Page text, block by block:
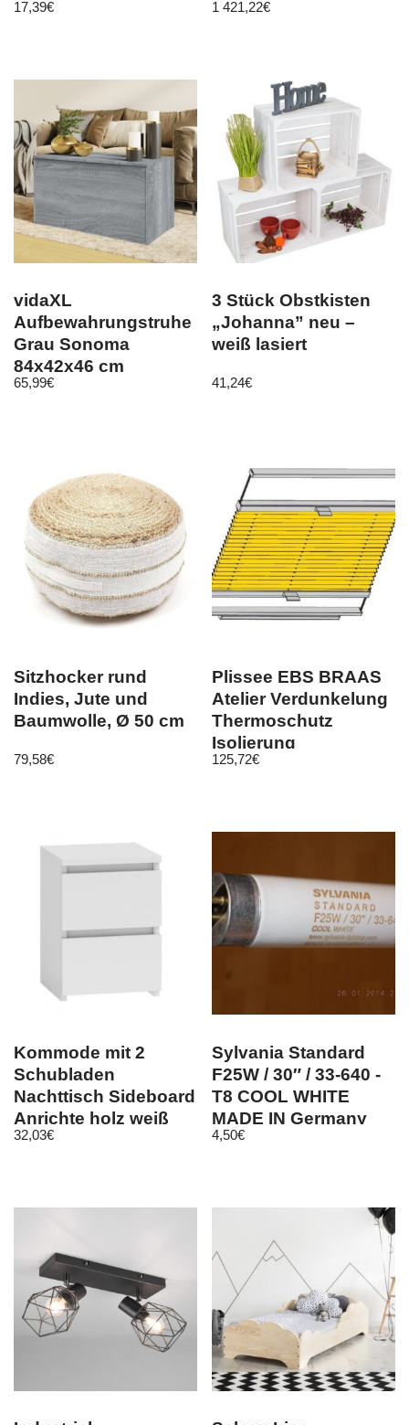
17,39€ 1 421,22€
vidaXL
Aufbewahrungstruhe
Grau Sonoma
84x42x46 cm
Holzwerkstoff
65,99€
3 Stück Obstkisten
„Johanna” neu –
weiß lasiert
41,24€
Sitzhocker rund
Indies, Jute und
Baumwolle, Ø 50 cm
79,58€
Plissee EBS BRAAS
Atelier Verdunkelung
Thermoschutz
Isolierung
Wabenplissee Maß
125,72€
Kommode mit 2
Schubladen
Nachttisch Sideboard
Anrichte holz weiß
32,03€
Sylvania Standard
F25W / 30″ / 33-640 -
T8 COOL WHITE
MADE IN Germany
F25W/30″/33-640
4,50€